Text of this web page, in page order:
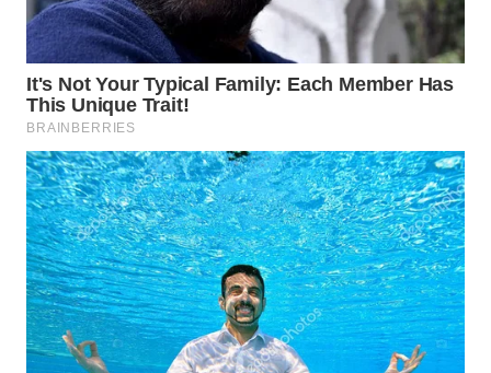
WAHANA
INFRASTRUKTUR
WAHANA
KONSUMEN
WAHANA
LISTRIK
WAHANA
TRAVEL